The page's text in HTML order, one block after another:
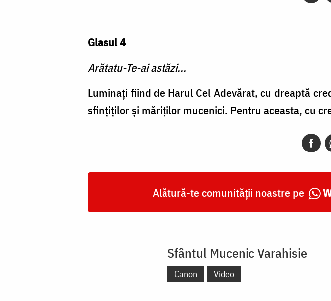
Glasul 4
Arătatu-Te-ai astăzi...
Luminaţi fiind de Harul Cel Adevărat, cu dreaptă
sfinţiţi­lor şi măriţilor mucenici. Pentru aceasta, cu
Alătură-te comunității noastre pe
Sfântul Mucenic Varahisie
Canon Video